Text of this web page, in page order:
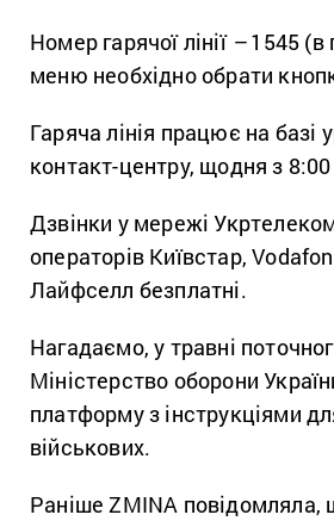
Номер гарячої лінії –1545 (в
меню необхідно обрати
Гаряча лінія працює на базі
контакт-центру, щодня з
Дзвінки у мережі
операторів Київстар,
Лайфселл безплатні.
Нагадаємо, у травні
Міністерство оборони
платформу з інструкціями
військових.
Раніше ZMINA повідомляла,